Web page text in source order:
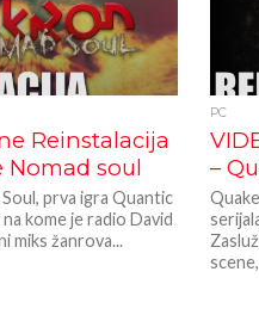
Reinstalacija
Nomad soul
prva igra Quantic
kome je radio David
miks žanrova...
PC
–